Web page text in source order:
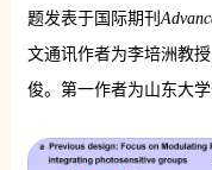
题发表于国际期刊
文通讯作者为李培洲教
俊。第一作者为山东大